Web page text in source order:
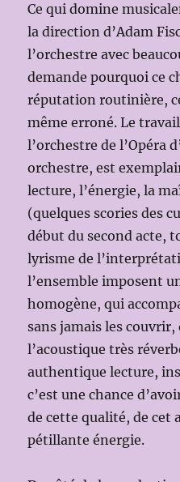
Ce qui domine
la direction d’Adam
l’orchestre avec
demande pourquoi ce
réputation routinière,
même erroné. Le
l’orchestre de l’Opéra
orchestre, est
lecture, l’énergie, la
(quelques scories des
début du second acte,
lyrisme de
l’ensemble imposent
homogène, qui
sans jamais les couvrir,
l’acoustique très
authentique lecture,
c’est une chance
de cette qualité, de cet
pétillante énergie.